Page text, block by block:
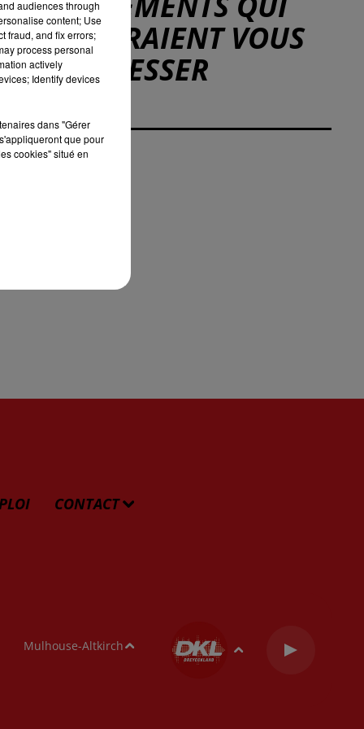
POURRAIENT VOUS
INTÉRESSER
CONTACT
Mulhouse-Altkirch
audiences through
content; Use
fraud, and fix errors;
process personal
actively
Identify devices
dans "Gérer
que pour
cookies" situé en